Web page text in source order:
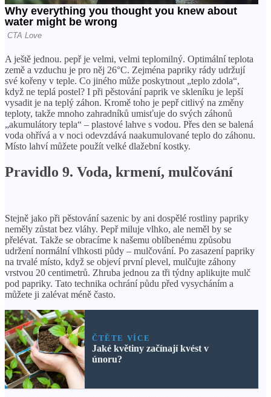
A ještě jednou. pepř je velmi, velmi teplomilný. Optimální teplota
země a vzduchu je pro něj 26°C. Zejména papriky rády udržují
své kořeny v teple. Co jiného může poskytnout „teplo zdola“,
když ne teplá postel? I při pěstování paprik ve skleníku je lepší
vysadit je na teplý záhon. Kromě toho je pepř citlivý na změny
teploty, takže mnoho zahradníků umisťuje do svých záhonů
„akumulátory tepla“ – plastové lahve s vodou. Přes den se balená
voda ohřívá a v noci odevzdává naakumulované teplo do záhonu.
Místo lahví můžete použít velké dlažební kostky.
Pravidlo 9. Voda, krmení, mulčování
Stejně jako při pěstování sazenic by ani dospělé rostliny papriky
neměly zůstat bez vláhy. Pepř miluje vlhko, ale neměl by se
přelévat. Takže se obracíme k našemu oblíbenému způsobu
udržení normální vlhkosti půdy – mulčování. Po zasazení papriky
na trvalé místo, když se objeví první plevel, mulčujte záhony
vrstvou 20 centimetrů. Zhruba jednou za tři týdny aplikujte mulč
pod papriky. Tato technika ochrání půdu před vysycháním a
můžete ji zalévat méně často.
ČTĚTE VÍCE
Jaké květiny začínají kvést v
únoru?